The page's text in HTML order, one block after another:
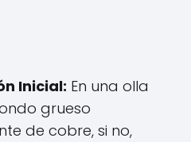
Inicial: En una olla
grueso
de cobre, si no,